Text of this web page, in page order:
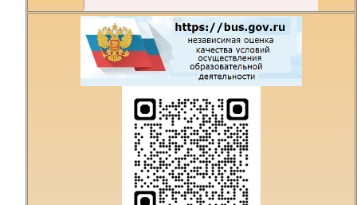
Есть предложения по
организации учебного